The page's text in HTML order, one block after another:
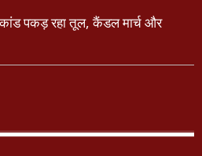
पकड़ रहा तूल, कैंडल मार्च और